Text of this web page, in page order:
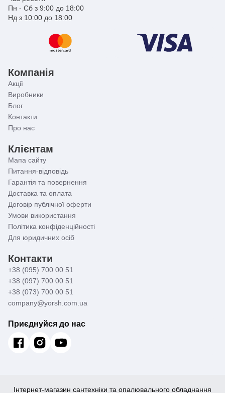
Пн - Сб з 9:00 до 18:00
Нд з 10:00 до 18:00
Компанія
Акції
Виробники
Блог
Контакти
Про нас
Клієнтам
Мапа сайту
Питання-відповідь
Гарантія та повернення
Доставка та оплата
Договір публічної оферти
Умови використання
Політика конфіденційності
Для юридичних осіб
Контакти
+38 (095) 700 00 51
+38 (097) 700 00 51
+38 (073) 700 00 51
company@yorsh.com.ua
Приєднуйся до нас
Інтернет-магазин сантехніки та опалювального обладнання